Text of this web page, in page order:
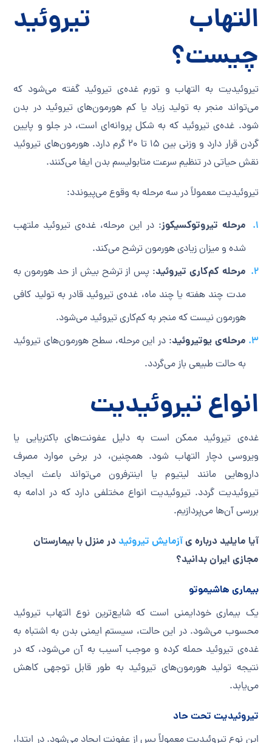
التهاب تیروئید
چیست؟
تیروئیدیت به التهاب و تورم غده‌ی تیروئید گفته می‌شود که
می‌تواند منجر به تولید زیاد یا کم هورمون‌های تیروئید در بدن
شود. غده‌ی تیروئید که به شکل پروانه‌ای است، در جلو و پایین
گردن قرار دارد و وزنی بین ۱۵ تا ۲۰ گرم دارد. هورمون‌های تیروئید
نقش حیاتی در تنظیم سرعت متابولیسم بدن ایفا می‌کنند.
تیروئیدیت معمولاً در سه مرحله به وقوع می‌پیوندد:
مرحله تیروتوکسیکوز: در این مرحله، غده‌ی تیروئید ملتهب
شده و میزان زیادی هورمون ترشح می‌کند.
مرحله کم‌کاری تیروئید: پس از ترشح بیش از حد هورمون به
مدت چند هفته یا چند ماه، غده‌ی تیروئید قادر به تولید کافی
هورمون نیست که منجر به کم‌کاری تیروئید می‌شود.
مرحله‌ی یوتیروئید: در این مرحله، سطح هورمون‌های تیروئید
به حالت طبیعی باز می‌گردد.
انواع تیروئیدیت
غده‌ی تیروئید ممکن است به دلیل عفونت‌های باکتریایی یا
ویروسی دچار التهاب شود. همچنین، در برخی موارد مصرف
داروهایی مانند لیتیوم یا اینترفرون می‌تواند باعث ایجاد
تیروئیدیت گردد. تیروئیدیت انواع مختلفی دارد که در ادامه به
بررسی آن‌ها می‌پردازیم.
آیا مایلید درباره یآزمایش تیروئید در منزل با بیمارستان
مجازی ایران بدانید؟
بیماری هاشیموتو
یک بیماری خودایمنی است که شایع‌ترین نوع التهاب تیروئید
محسوب می‌شود. در این حالت، سیستم ایمنی بدن به اشتباه به
غده‌ی تیروئید حمله کرده و موجب آسیب به آن می‌شود، که در
نتیجه تولید هورمون‌های تیروئید به طور قابل توجهی کاهش
می‌یابد.
تیروئیدیت تحت حاد
این نوع تیروئیدیت معمولاً پس از عفونت ایجاد می‌شود. در ابتدا،